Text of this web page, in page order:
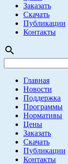
Заказать
Скачать
Публикации
Контакты
search
Главная
Новости
Поддержка
Программы
Нормативы
Цены
Заказать
Скачать
Публикации
Контакты